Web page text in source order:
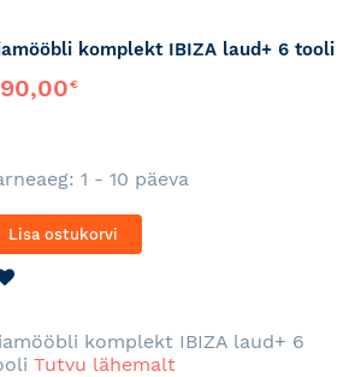
komplekt IBIZA laud+ 6 tooli
€
1 - 10 päeva
Lisa ostukorvi
komplekt IBIZA laud+ 6
Tutvu lähemalt